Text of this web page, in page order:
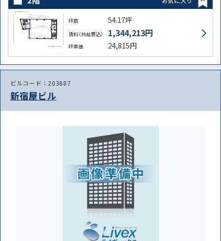
坪数 54.17坪
賃料（共益費込） 1,344,213円
坪単価 24,815円
ビルコード：203687
新宿屋ビル